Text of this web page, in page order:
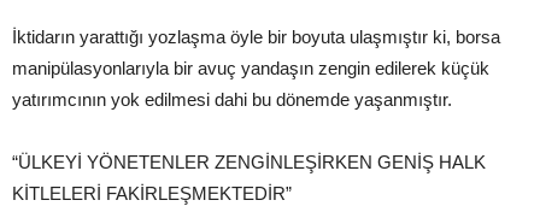
İktidarın yarattığı yozlaşma öyle bir boyuta ulaşmıştır ki, borsa
manipülasyonlarıyla bir avuç yandaşın zengin edilerek küçük
yatırımcının yok edilmesi dahi bu dönemde yaşanmıştır.
“ÜLKEYİ YÖNETENLER ZENGİNLEŞİRKEN GENİŞ HALK
KİTLELERİ FAKİRLEŞMEKTEDİR”